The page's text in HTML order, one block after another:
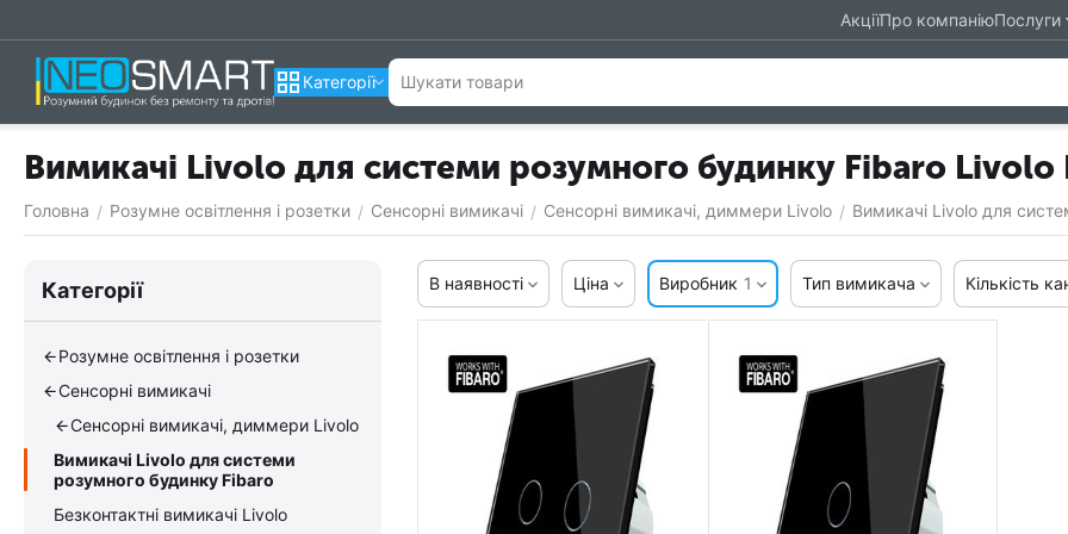
АкціїПро компаніюПослуги
Категорії
Вимикачі Livolo для системи розумного будинку Fibaro
Головна / Розумне освітлення і розетки / Сенсорні вимикачі / Сенсорні вимикачі, диммери Livolo / Вимикачі Livolo для
В наявності Ціна Виробник 1 Тип вимикача Кількість
Категорії
Розумне освітлення і розетки
Сенсорні вимикачі
Сенсорні вимикачі, диммери Livolo
Вимикачі Livolo для системи
розумного будинку Fibaro
Безконтактні вимикачі Livolo